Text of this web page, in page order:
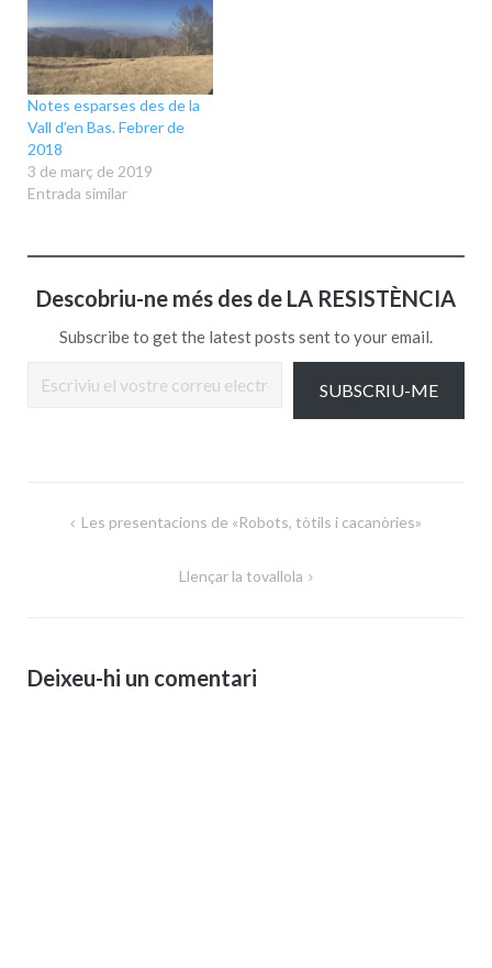
Notes esparses des de la
Vall d’en Bas. Febrer de
2018
3 de març de 2019
Entrada similar
Descobriu-ne més des de LA RESISTÈNCIA
Subscribe to get the latest posts sent to your email.
SUBSCRIU-ME
Navegació
Les presentacions de «Robots, tòtils i cacanòries»
Llençar la tovallola
Deixeu-hi un comentari